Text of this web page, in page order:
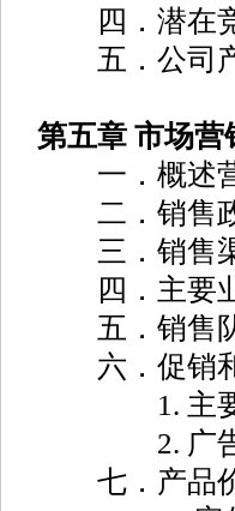
四．潜在竞
五．公司产
第五章 市场营
一．概述营
二．销售政
三．销售渠
四．主要业
五．销售队
六．促销和
1. 主要
2. 广告/公
七．产品